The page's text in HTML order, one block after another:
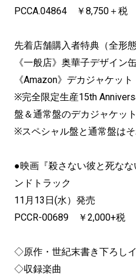
PCCA.04864 ￥8,750＋税
先着店舗購入者特典（全形態
《一般店》奥華子デザイン
《Amazon》デカジャケット
※完全限定生産15th
盤＆通常盤のデカジャケッ
※スペシャル盤と通常盤は
●映画『殺さない彼と死な
ンドトラック
11月13日(水）発売
PCCR-00689 ￥2,000+税
◇原作・世紀末書き下ろし
◇収録楽曲